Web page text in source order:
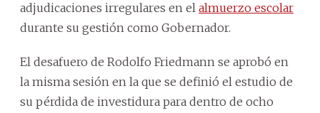
adjudicaciones irregulares en el almuerzo escolar
durante su gestión como Gobernador.
El desafuero de Rodolfo Friedmann se aprobó en
la misma sesión en la que se definió el estudio de
su pérdida de investidura para dentro de ocho